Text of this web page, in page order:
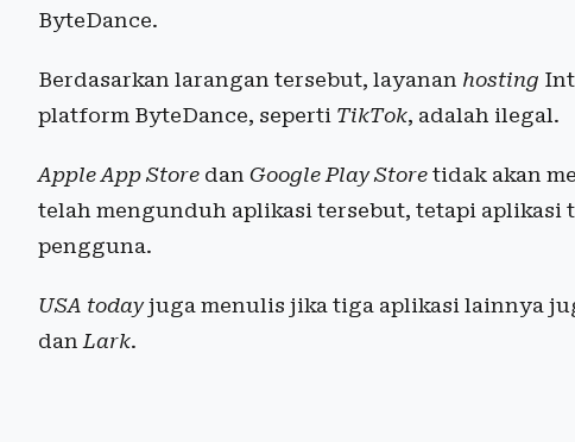
ByteDance.
Berdasarkan larangan tersebut, layanan hosting
platform ByteDance, seperti TikTok, adalah ilegal.
Apple App Store dan Google Play Store tidak akan
telah mengunduh aplikasi tersebut, tetapi aplikasi
pengguna.
USA todayjuga menulis jika tiga aplikasi lainnya
danLark.